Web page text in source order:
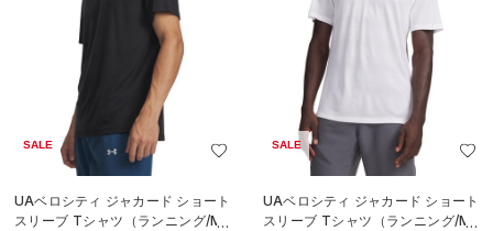
SALE
UAベロシティ ジャカード ショート
スリーブ Tシャツ（ランニング/ME
SALE
UAベロシティ ジャカード ショート
スリーブ Tシャツ（ランニング/ME